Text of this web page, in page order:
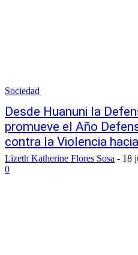
Sociedad
Desde Huanuni la
promueve el Año
contra la Violencia
Lizeth Katherine Flores Sosa - 18
0